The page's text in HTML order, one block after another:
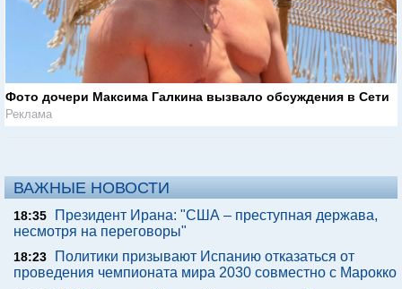
Фото дочери Максима Галкина вызвало обсуждения в Сети
Реклама
ВАЖНЫЕ НОВОСТИ
18:35
Президент Ирана: "США – преступная держава,
несмотря на переговоры"
18:23
Политики призывают Испанию отказаться от
проведения чемпионата мира 2030 совместно с Марокко